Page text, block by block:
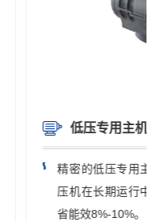
增大压缩面积，使空
更低能耗运行，平均节